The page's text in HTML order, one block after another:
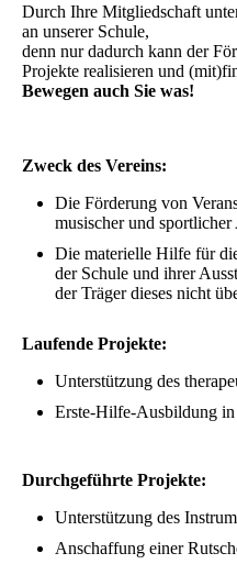
Durch Ihre Mitgliedschaft
an unserer Schule,
denn nur dadurch kann der
Projekte realisieren und
Bewegen auch Sie was!
Zweck des Vereins:
Die Förderung von
musischer und sportlicher
Die materielle Hilfe für
der Schule und ihrer
der Träger dieses nicht
Laufende Projekte:
Unterstützung des
Erste-Hilfe-Ausbildung in
Durchgeführte Projekte:
Unterstützung des
Anschaffung einer